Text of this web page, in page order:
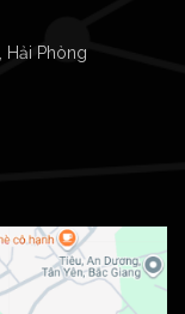
Hải Phòng